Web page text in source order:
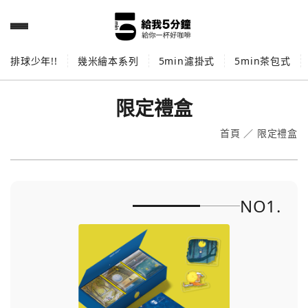
排球少年!! 幾米繪本系列 5min濾掛式 5min茶包式
限定禮盒
首頁 ／ 限定禮盒
NO1.